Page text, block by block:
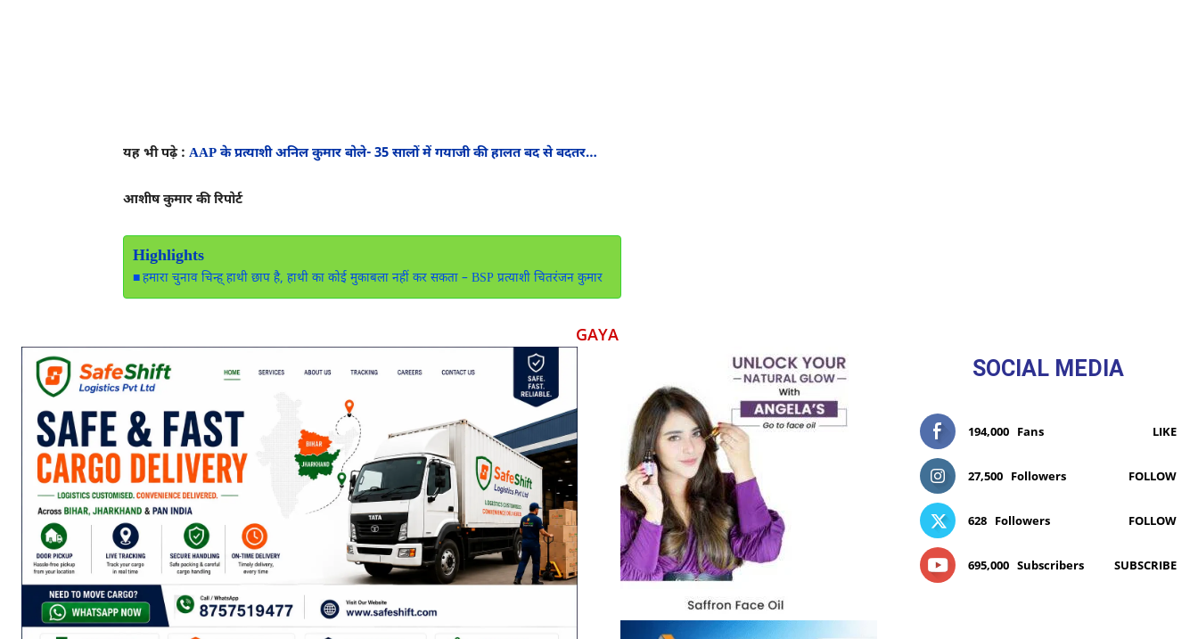
यह भी पढ़े : AAP के प्रत्याशी अनिल कुमार बोले- 35 सालों में गयाजी की हालत बद से बदतर…
आशीष कुमार की रिपोर्ट
Highlights
हमारा चुनाव चिन्ह् हाथी छाप है, हाथी का कोई मुकाबला नहीं कर सकता – BSP प्रत्याशी चितरंजन कुमार
GAYA
SOCIAL MEDIA
194,000 Fans LIKE
27,500 Followers FOLLOW
628 Followers FOLLOW
695,000 Subscribers SUBSCRIBE